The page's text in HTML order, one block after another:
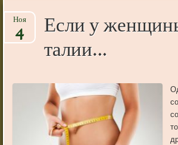
Skip to content
Если у
талии…
Ноя
4